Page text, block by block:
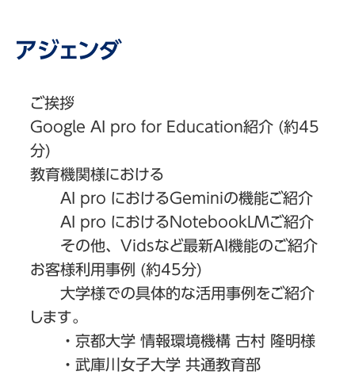
アジェンダ
ご挨拶
Google AI pro for Education紹介 (約45
分)
教育機関様における
AI pro におけるGeminiの機能ご紹介
AI pro におけるNotebookLMご紹介
その他、Vidsなど最新AI機能のご紹介
お客様利用事例 (約45分)
大学様での具体的な活用事例をご紹介
します。
・京都大学 情報環境機構 古村 隆明様
・武庫川女子大学 共通教育部